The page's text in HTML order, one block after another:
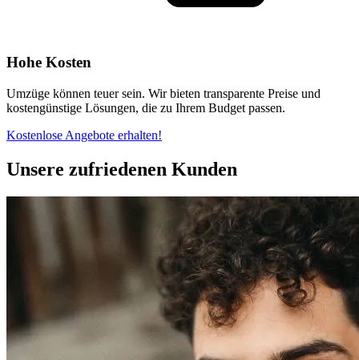
Hohe Kosten
Umzüge können teuer sein. Wir bieten transparente Preise und
kostengünstige Lösungen, die zu Ihrem Budget passen.
Kostenlose Angebote erhalten!
Unsere zufriedenen Kunden